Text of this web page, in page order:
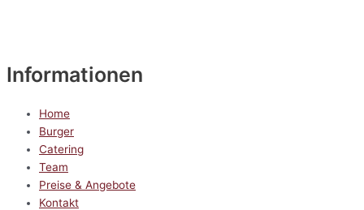
Informationen
Home
Burger
Catering
Team
Preise & Angebote
Kontakt